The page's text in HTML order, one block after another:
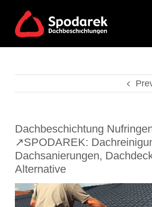
content
Dachbeschichtung
↗️SPODAREK:
Dachsanierungen,
Alternative